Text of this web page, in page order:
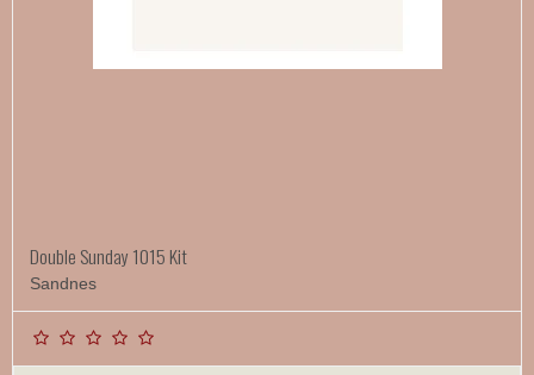
Double Sunday 1015 Kit
Sandnes